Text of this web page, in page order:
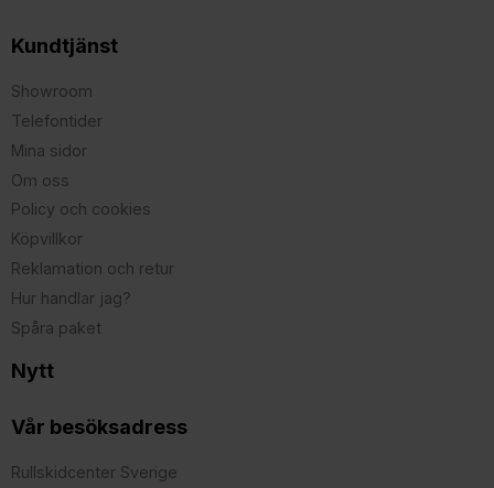
Kundtjänst
Showroom
Telefontider
Mina sidor
Om oss
Policy och cookies
Köpvillkor
Reklamation och retur
Hur handlar jag?
Spåra paket
Nytt
Vår besöksadress
Rullskidcenter Sverige